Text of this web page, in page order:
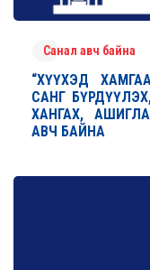
Санал авч байна
“ХҮҮХЭД
САНГ
ХАНГАХ,
АВЧ БАЙНА